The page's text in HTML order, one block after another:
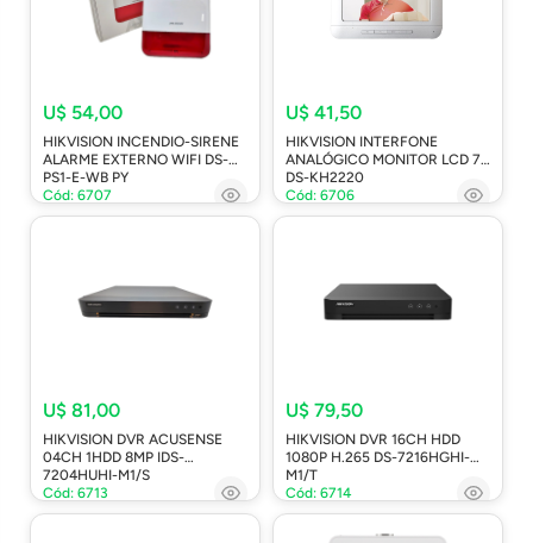
U$ 54,00
HIKVISION INCENDIO-SIRENE
ALARME EXTERNO WIFI DS-
PS1-E-WB PY
Cód: 6707
U$ 41,50
HIKVISION INTERFONE
ANALÓGICO MONITOR LCD 7"
DS-KH2220
Cód: 6706
U$ 81,00
HIKVISION DVR ACUSENSE
04CH 1HDD 8MP IDS-
7204HUHI-M1/S
Cód: 6713
U$ 79,50
HIKVISION DVR 16CH HDD
1080P H.265 DS-7216HGHI-
M1/T
Cód: 6714